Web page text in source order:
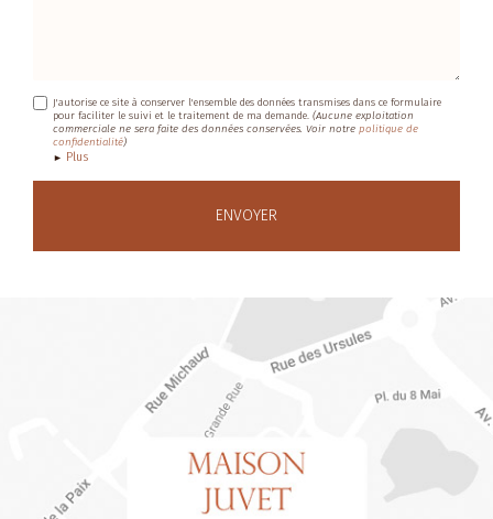
J'autorise ce site à conserver l'ensemble des données transmises dans ce formulaire
pour faciliter le suivi et le traitement de ma demande.(Aucune exploitation
commerciale ne sera faite des données conservées. Voir notrepolitique de
confidentialité)
Plus